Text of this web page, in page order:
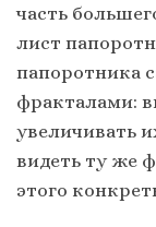
часть
лист
папоротника
фракталами:
увеличивать
видеть ту же
этого